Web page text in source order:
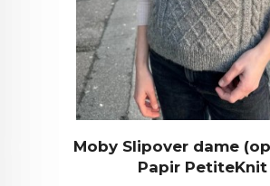
Moby Slipover dame
Papir PetiteKnit